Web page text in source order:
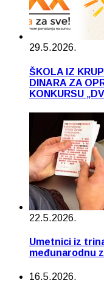
29.5.2026.
ŠKOLA IZ
DINARA ZA
KONKURSU
22.5.2026.
Umetnici iz
međunarodnu
16.5.2026.